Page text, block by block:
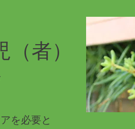
者）
を必要と